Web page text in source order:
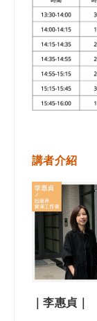
講者介紹
｜李惠貞｜